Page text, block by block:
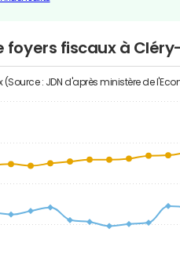
foyers fiscaux à
: JDN d'après ministère de